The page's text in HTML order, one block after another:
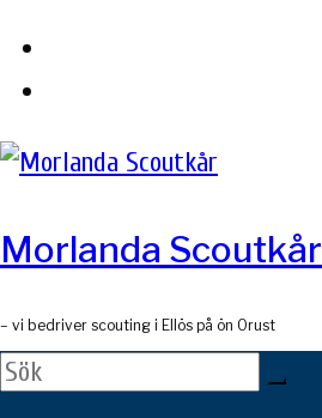
Skip
content
Morlanda Scoutkår
– vi bedriver scouting i Ellös på ön Orust